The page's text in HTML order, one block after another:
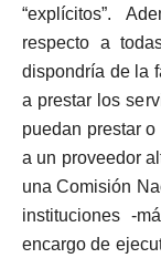
“explícitos”.
respecto a
dispondría de la
a prestar los
puedan prestar
a un proveedor
una Comisión
instituciones -
encargo de